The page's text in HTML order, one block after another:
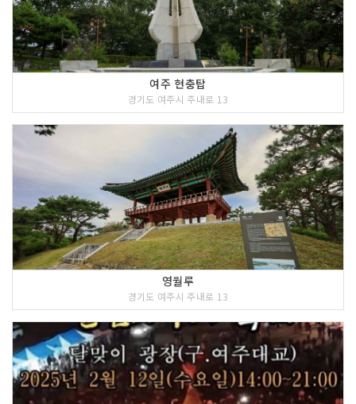
여주 현충탑
경기도 여주시 주내로 13
영월루
경기도 여주시 주내로 13